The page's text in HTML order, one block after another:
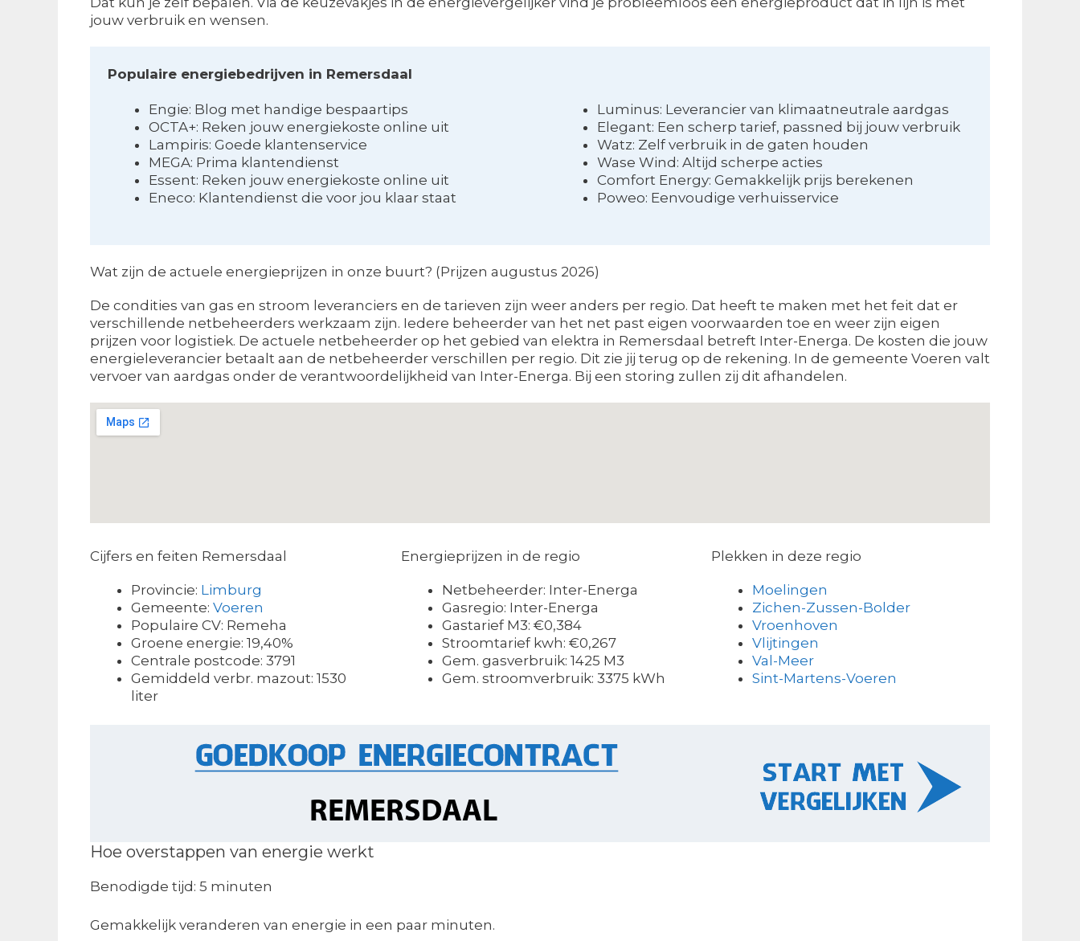
jouw verbruik en wensen.
Populaire energiebedrijven in Remersdaal
Engie: Blog met handige bespaartips
OCTA+: Reken jouw energiekoste online uit
Lampiris: Goede klantenservice
MEGA: Prima klantendienst
Essent: Reken jouw energiekoste online uit
Eneco: Klantendienst die voor jou klaar staat
Luminus: Leverancier van klimaatneutrale aardgas
Elegant: Een scherp tarief, passned bij jouw verbruik
Watz: Zelf verbruik in de gaten houden
Wase Wind: Altijd scherpe acties
Comfort Energy: Gemakkelijk prijs berekenen
Poweo: Eenvoudige verhuisservice
Wat zijn de actuele energieprijzen in onze buurt? (Prijzen augustus 2026)
De condities van gas en stroom leveranciers en de tarieven zijn weer anders per regio. Dat heeft te maken met het feit dat er
verschillende netbeheerders werkzaam zijn. Iedere beheerder van het net past eigen voorwaarden toe en weer zijn eigen
prijzen voor logistiek. De actuele netbeheerder op het gebied van elektra in Remersdaal betreft Inter-Energa. De kosten die jouw
energieleverancier betaalt aan de netbeheerder verschillen per regio. Dit zie jij terug op de rekening. In de gemeente Voeren valt
vervoer van aardgas onder de verantwoordelijkheid van Inter-Energa. Bij een storing zullen zij dit afhandelen.
Cijfers en feiten Remersdaal
Provincie: Limburg
Gemeente: Voeren
Populaire CV: Remeha
Groene energie: 19,40%
Centrale postcode: 3791
Gemiddeld verbr. mazout: 1530
liter
Energieprijzen in de regio
Netbeheerder: Inter-Energa
Gasregio: Inter-Energa
Gastarief M3: €0,384
Stroomtarief kwh: €0,267
Gem. gasverbruik: 1425 M3
Gem. stroomverbruik: 3375 kWh
Plekken in deze regio
Moelingen
Zichen-Zussen-Bolder
Vroenhoven
Vlijtingen
Val-Meer
Sint-Martens-Voeren
Hoe overstappen van energie werkt
Benodigde tijd: 5 minuten
Gemakkelijk veranderen van energie in een paar minuten.